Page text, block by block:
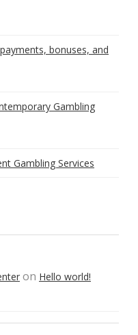
bonuses, and
Gambling
Gambling Services
on Hello world!